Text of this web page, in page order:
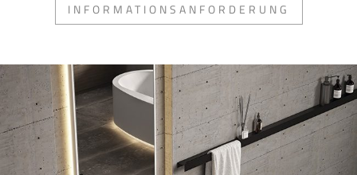
INFORMATIONSANFORDERUNG